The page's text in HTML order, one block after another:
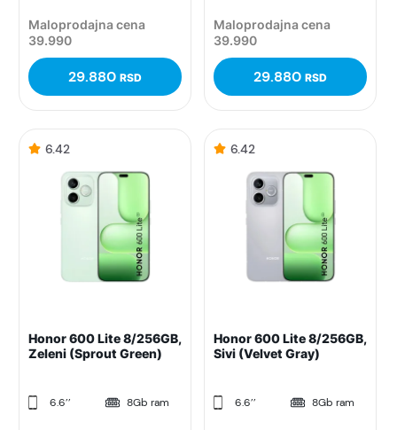
Maloprodajna cena
39.990
29.880 RSD
Maloprodajna cena
39.990
29.880 RSD
6.42
Honor 600 Lite 8/256GB,
Zeleni (Sprout Green)
6.6’’ 8Gb ram
6.42
Honor 600 Lite 8/256GB,
Sivi (Velvet Gray)
6.6’’ 8Gb ram